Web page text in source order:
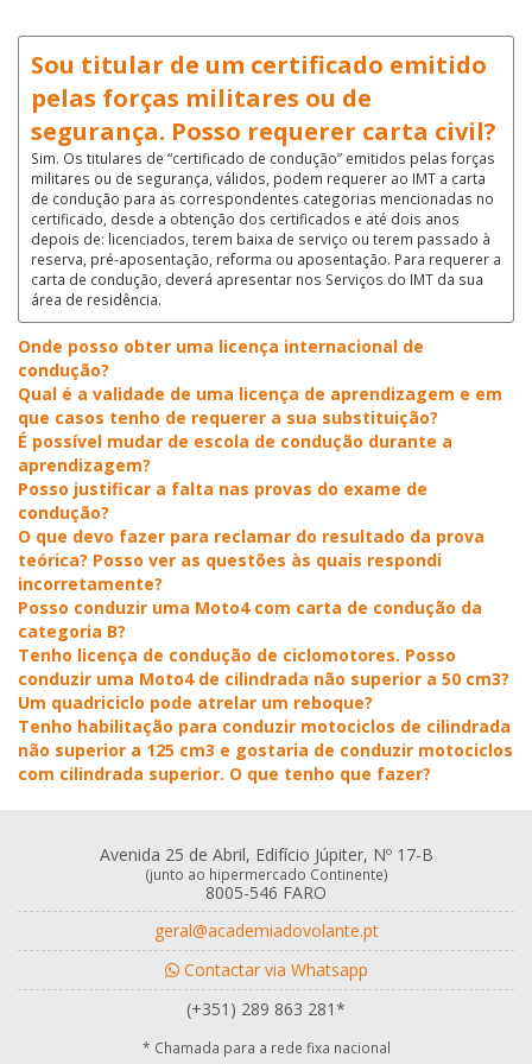
Sou titular de um certificado emitido
pelas forças militares ou de
segurança. Posso requerer carta civil?
Sim. Os titulares de “certificado de condução” emitidos pelas forças
militares ou de segurança, válidos, podem requerer ao IMT a carta
de condução para as correspondentes categorias mencionadas no
certificado, desde a obtenção dos certificados e até dois anos
depois de: licenciados, terem baixa de serviço ou terem passado à
reserva, pré-aposentação, reforma ou aposentação. Para requerer a
carta de condução, deverá apresentar nos Serviços do IMT da sua
área de residência.
Onde posso obter uma licença internacional de
condução?
Qual é a validade de uma licença de aprendizagem e em
que casos tenho de requerer a sua substituição?
É possível mudar de escola de condução durante a
aprendizagem?
Posso justificar a falta nas provas do exame de
condução?
O que devo fazer para reclamar do resultado da prova
teórica? Posso ver as questões às quais respondi
incorretamente?
Posso conduzir uma Moto4 com carta de condução da
categoria B?
Tenho licença de condução de ciclomotores. Posso
conduzir uma Moto4 de cilindrada não superior a 50 cm3?
Um quadriciclo pode atrelar um reboque?
Tenho habilitação para conduzir motociclos de cilindrada
não superior a 125 cm3 e gostaria de conduzir motociclos
com cilindrada superior. O que tenho que fazer?
Avenida 25 de Abril, Edifício Júpiter, Nº 17-B
(junto ao hipermercado Continente)
8005-546 FARO
geral@academiadovolante.pt
Contactar via Whatsapp
(+351) 289 863 281*
* Chamada para a rede fixa nacional